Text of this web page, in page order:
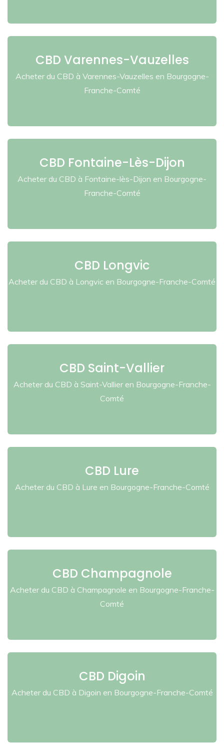
CBD Varennes-Vauzelles
Acheter du CBD à Varennes-Vauzelles en Bourgogne-
Franche-Comté
CBD Fontaine-Lès-Dijon
Acheter du CBD à Fontaine-lès-Dijon en Bourgogne-
Franche-Comté
CBD Longvic
Acheter du CBD à Longvic en Bourgogne-Franche-Comté
CBD Saint-Vallier
Acheter du CBD à Saint-Vallier en Bourgogne-Franche-
Comté
CBD Lure
Acheter du CBD à Lure en Bourgogne-Franche-Comté
CBD Champagnole
Acheter du CBD à Champagnole en Bourgogne-Franche-
Comté
CBD Digoin
Acheter du CBD à Digoin en Bourgogne-Franche-Comté